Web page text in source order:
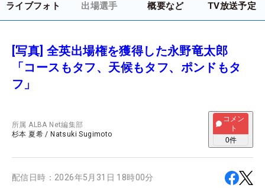
ライブフォト 出場選手 概要など TV放送予定
[写真] 全英出場権を獲得した永野竜太郎
「コースもタフ、天候もタフ、ポンドもタ
フ」
所属ALBA Net編集部
杉本 夏希 / Natsuki Sugimoto
コメン
ト
0件
配信日時： 2026年5月31日 18時00分